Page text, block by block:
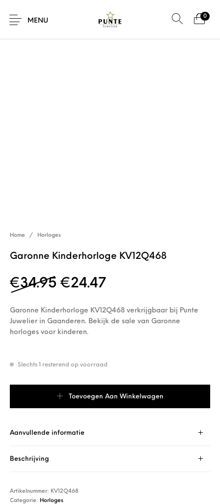
MENU
0
SALE!
Home / Horloges
Garonne Kinderhorloge KV12Q468
€34.95 Oorspronkelijke prijs
€24.47Huidige prijs is:
Garonne Kinderhorloge KV12Q468 verkrijgbaar bij Punte
Juwelier in Gaanderen. Bekijk de sale van Garonne
horloges voor kinderen.
Slechts 1 resterend op voorraad
Toevoegen Aan Winkelwagen
Aanvullende informatie
Beschrijving
Artikelnummer: KV12Q468
Categorie: Horloges